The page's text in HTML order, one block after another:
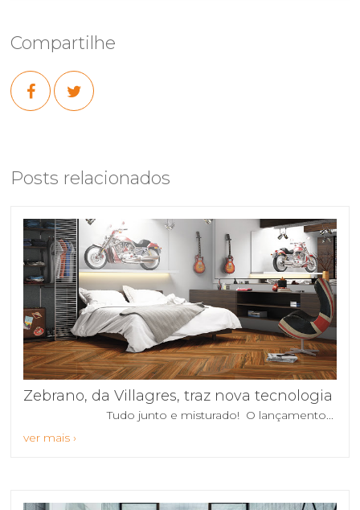
Compartilhe
Posts relacionados
Zebrano, da Villagres, traz nova tecnologia
Tudo junto e misturado! O lançamento...
ver mais ›